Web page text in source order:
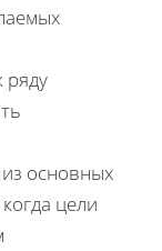
ряду
основных
цели